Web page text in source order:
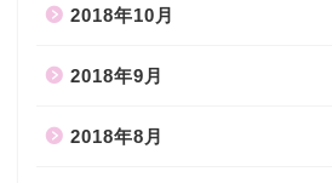
2018年10月
2018年9月
2018年8月